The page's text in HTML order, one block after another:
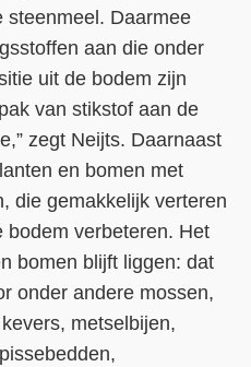
steenmeel. Daarmee
aan die onder
uit de bodem zijn
van stikstof aan de
zegt Neijts. Daarnaast
en bomen met
die gemakkelijk verteren
bodem verbeteren. Het
bomen blijft liggen: dat
onder andere mossen,
metselbijen,